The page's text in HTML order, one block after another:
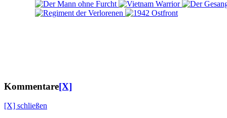
Kommentare[X]
[X] schließen